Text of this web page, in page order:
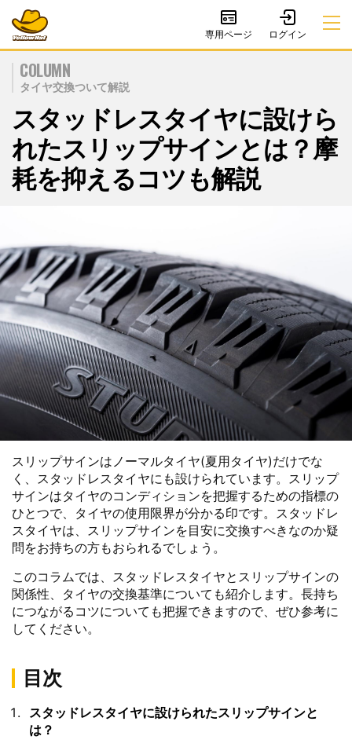
専用ページ
COLUMN
タイヤ交換ついて解説
スタッドレスタイヤに設けら
れたスリップサインとは？摩
耗を抑えるコツも解説
スリップサインはノーマルタイヤ(夏用タイヤ)だけでな
く、スタッドレスタイヤにも設けられています。スリップ
サインはタイヤのコンディションを把握するための指標の
ひとつで、タイヤの使用限界が分かる印です。スタッドレ
スタイヤは、スリップサインを目安に交換すべきなのか疑
問をお持ちの方もおられるでしょう。
このコラムでは、スタッドレスタイヤとスリップサインの
関係性、タイヤの交換基準についても紹介します。長持ち
につながるコツについても把握できますので、ぜひ参考に
してください。
目次
スタッドレスタイヤに設けられたスリップサインと
は？